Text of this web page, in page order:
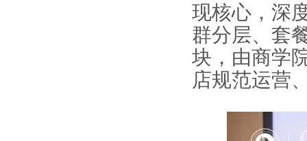
现核心，深
群分层、套
块，由商学
店规范运营